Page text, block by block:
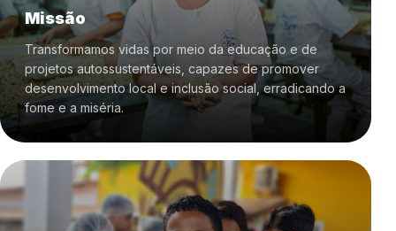
erradicar a pobreza na região mais carente
do país é possível!
Quando olhamos para o futuro,
imaginamos este modelo de transformação
do mundo, para que a fome e a miséria
sejam apenas lembradas como fatos
históricos.
Missão
Transformamos vidas por meio da educação e de
projetos autossustentáveis, capazes de promover
desenvolvimento local e inclusão social, erradicando a
fome e a miséria.